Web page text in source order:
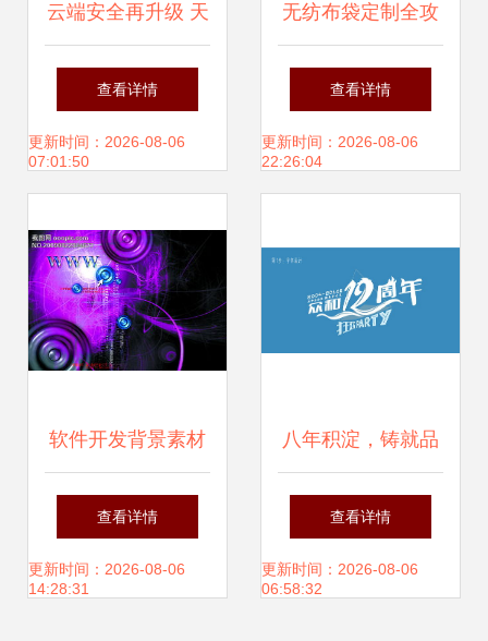
云端安全再升级 天
空卫士GatorCloud
数据防泄漏产品正
查看详情
更新时间：2026-08-06
07:01:50
无纺布袋定制全攻
略 免费广告设计如
何助您品牌脱颖而
查看详情
更新时间：2026-08-06
22:26:04
软件开发背景素材
大全 专业广告设计
与桌面壁纸JPG资
查看详情
更新时间：2026-08-06
14:28:31
八年积淀，铸就品
牌庆典 资深设计师
周年庆海报与字体
查看详情
更新时间：2026-08-06
06:58:32